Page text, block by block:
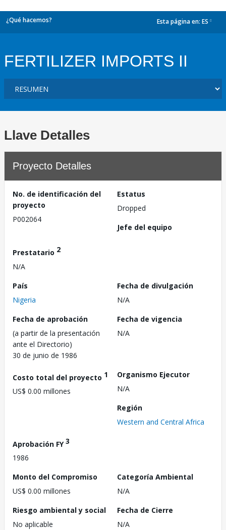
¿Qué hacemos? Esta página en: ES
FERTILIZER IMPORTS II
Llave Detalles
Proyecto Detalles
No. de identificación del
proyecto
P002064
Estatus
Dropped
Jefe del equipo
Prestatario 2
N/A
País
Nigeria
Fecha de divulgación
N/A
Fecha de aprobación
(a partir de la presentación
ante el Directorio)
30 de junio de 1986
Fecha de vigencia
N/A
Costo total del proyecto 1
US$ 0.00 millones
Organismo Ejecutor
N/A
Región
Western and Central Africa
Aprobación FY3
1986
Monto del Compromiso
US$ 0.00 millones
Categoría Ambiental
N/A
Riesgo ambiental y social
No aplicable
Fecha de Cierre
N/A